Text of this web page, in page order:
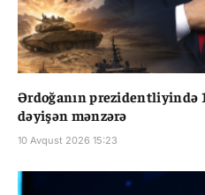
Ərdoğanın prezidentliyində
dəyişən mənzərə
10 Avqust 2026 15:23